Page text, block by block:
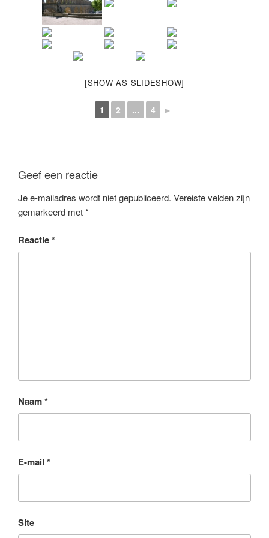
[SHOW AS SLIDESHOW]
1 2 ... 4 ►
Geef een reactie
Je e-mailadres wordt niet gepubliceerd. Vereiste velden zijn
gemarkeerd met*
Reactie*
Naam*
E-mail *
Site